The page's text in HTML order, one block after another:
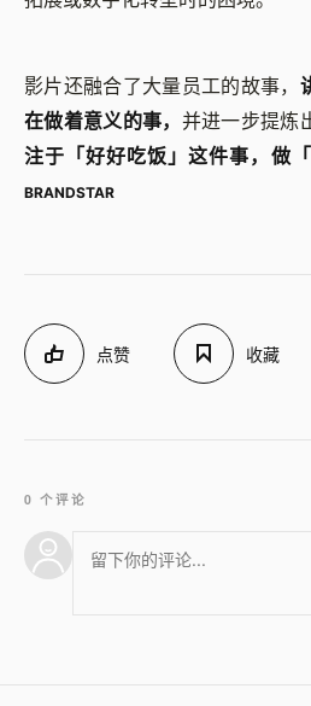
影片还融合了大量员工的故事，
在做着意义的事， 并进一步提炼
注于「好好吃饭」这件事，做
BRANDSTAR
点赞 收藏
0 个评论